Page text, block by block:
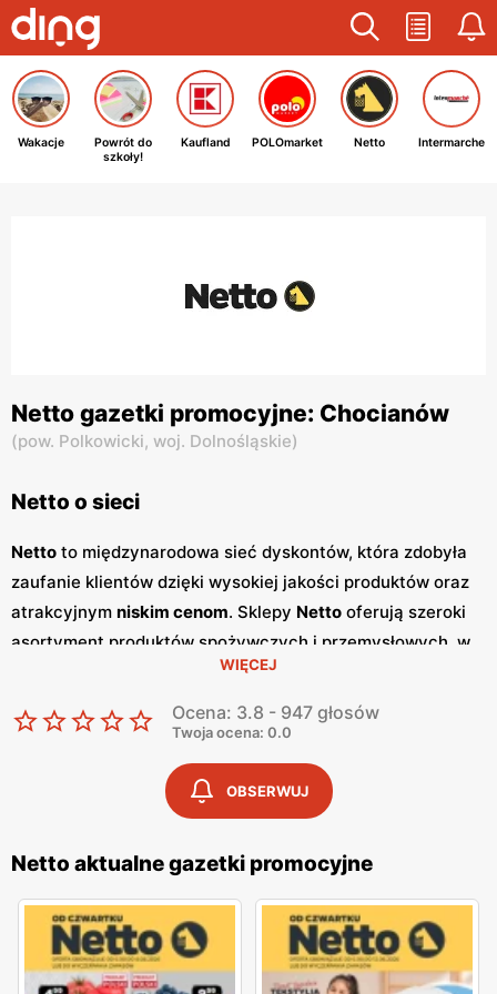
Wakacje
Powrót do
szkoły!
Kaufland POLOmarket Netto Intermarche
Netto gazetki promocyjne: Chocianów
(pow. Polkowicki, woj. Dolnośląskie)
Netto o sieci
Netto to międzynarodowa sieć dyskontów, która zdobyła
zaufanie klientów dzięki wysokiej jakości produktów oraz
atrakcyjnym niskim cenom. Sklepy Netto oferują szeroki
asortyment produktów spożywczych i przemysłowych, w
tym świeże owoce i warzywa, pieczywo, nabiał, mięso oraz
artykuły codziennego użytku. Klienci cenią sobie bogaty
wybór oraz częste
promocje, które umożliwiają
oszczędności na zakupach. Jednym z kluczowych
elementów strategii marketingowejNetto
gazetki promocyjne.Gazetki
najnowszepromocje
, specjalne oferty oraz sezonowe
wyprzedaże, dzięki czemu klienci mogą planować swoje
zakupy i korzystać z wyjątkowych okazji cenowych.
Publikacje te są dostępne zarówno w formie papierowej w
sklepach, jak i online, co umożliwia łatwy dostęp do
WIĘCEJ
Ocena: 3.8 - 947 głosów
Twoja ocena: 0.0
OBSERWUJ
Netto aktualne gazetki promocyjne